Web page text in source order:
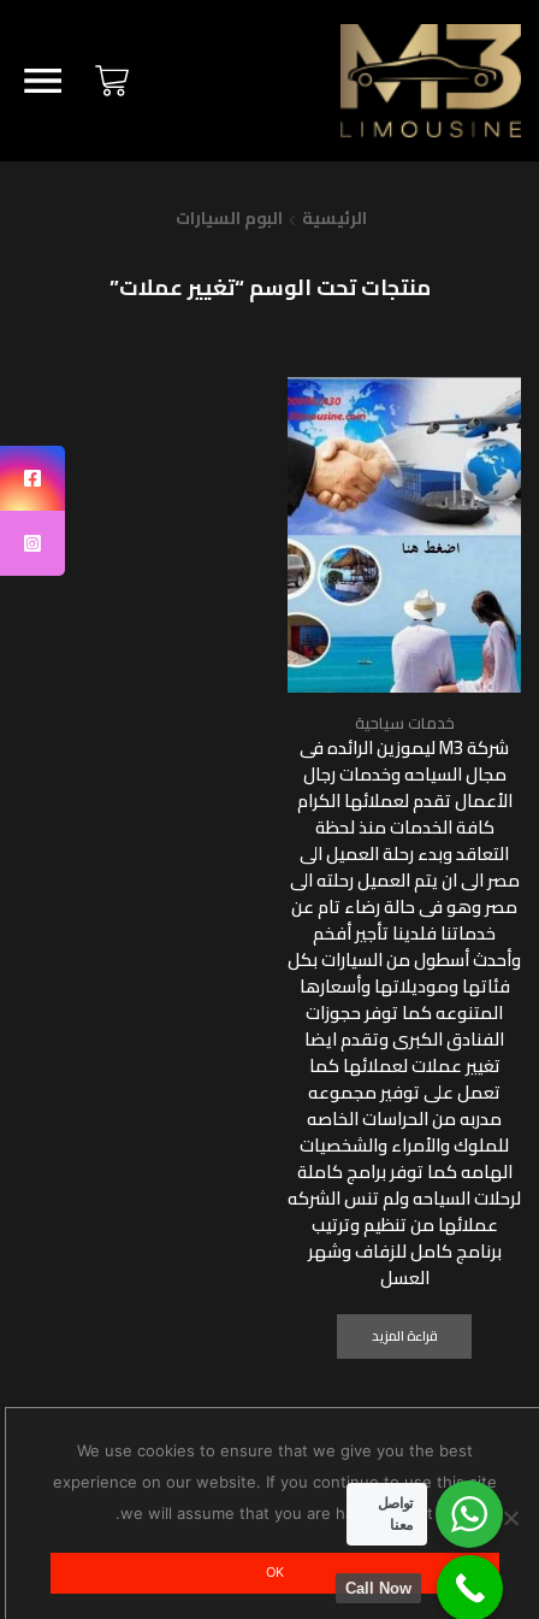
الرئيسية البوم السيارات
منتجات تحت الوسم “تغيير عملات”
خدمات سياحية
شركة M3 ليموزين الرائده فى
مجال السياحه وخدمات رجال
الأعمال تقدم لعملائها الكرام
كافة الخدمات منذ لحظة
التعاقد وبدء رحلة العميل الى
مصر الى ان يتم العميل رحلته الى
مصر وهو فى حالة رضاء تام عن
خدماتنا فلدينا تأجير أفخم
وأحدث أسطول من السيارات بكل
فئاتها وموديلاتها وأسعارها
المتنوعه كما توفر حجوزات
الفنادق الكبرى وتقدم ايضا
تغيير عملات لعملائها كما
تعمل على توفير مجموعه
مدربه من الحراسات الخاصه
للملوك والأمراء والشخصيات
الهامه كما توفر برامج كاملة
لرحلات السياحه ولم تنس الشركه
عملائها من تنظيم وترتيب
برنامج كامل للزفاف وشهر
العسل
قراءة المزيد
To use this widget, please enable static block via Customizer
settingsتواصل
معنا
Call Now
We use cookies to ensure that we give you the best
experience on our website. If you continue to use this site
we will assume that you are happy with it.
OK